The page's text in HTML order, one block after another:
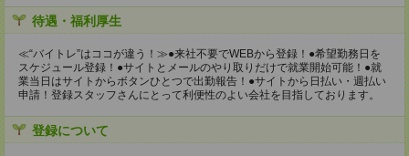
待遇・福利厚生
≪“バイトレ”はココが違う！≫●来社不要でWEBから登録！●希望勤務日を
スケジュール登録！●サイトとメールのやり取りだけで就業開始可能！●就
業当日はサイトからボタンひとつで出勤報告！●サイトから日払い・週払い
申請！登録スタッフさんにとって利便性のよい会社を目指しております。
登録について